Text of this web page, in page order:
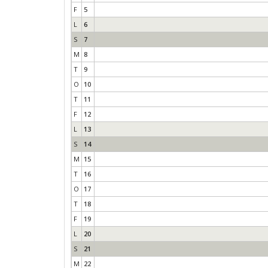
F
5
L
6
S
7
M 8
T
9
O
10
T
11
F
12
L
13
S
14
M 15
T
16
O
17
T
18
F
19
L
20
S
21
M 22